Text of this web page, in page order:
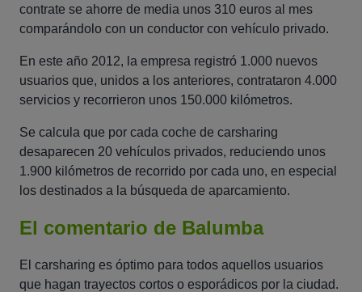
contrate se ahorre de media unos 310 euros al mes
comparándolo con un conductor con vehículo privado.
En este año 2012, la empresa registró 1.000 nuevos
usuarios que, unidos a los anteriores, contrataron 4.000
servicios y recorrieron unos 150.000 kilómetros.
Se calcula que por cada coche de carsharing
desaparecen 20 vehículos privados, reduciendo unos
1.900 kilómetros de recorrido por cada uno, en especial
los destinados a la búsqueda de aparcamiento.
El comentario de Balumba
El carsharing es óptimo para todos aquellos usuarios
que hagan trayectos cortos o esporádicos por la ciudad.